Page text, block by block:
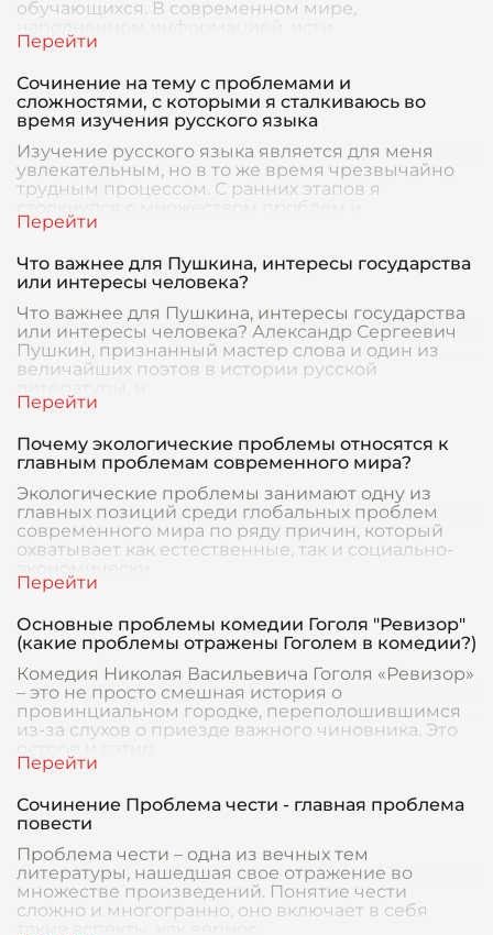
обучающихся. В современном мире,
Сочинение на тему с проблемами и
сложностями, с которыми я сталкиваюсь во
время изучения русского языка
Изучение русского языка является для меня
увлекательным, но в то же время чрезвычайно
трудным процессом. С ранних этапов я
столкнулся с множеством проблем и
сложностей, о которых х
Что важнее для Пушкина, интересы государства
или интересы человека?
Что важнее для Пушкина, интересы государства
или интересы человека? Александр Сергеевич
Пушкин, признанный мастер слова и один из
величайших поэтов в истории русской
Почему экологические проблемы относятся к
главным проблемам современного мира?
Экологические проблемы занимают одну из
главных позиций среди глобальных проблем
современного мира по ряду причин, который
охватывает как естественные, так и социально-
Основные проблемы комедии Гоголя "Ревизор"
(какие проблемы отражены Гоголем в комедии?)
Комедия Николая Васильевича Гоголя «Ревизор»
– это не просто смешная история о
провинциальном городке, переполошившимся
из-за слухов о приезде важного чиновника. Это
Сочинение Проблема чести - главная проблема
повести
Проблема чести – одна из вечных тем
литературы, нашедшая свое отражение во
множестве произведений. Понятие чести
сложно и многогранно, оно включает в себя